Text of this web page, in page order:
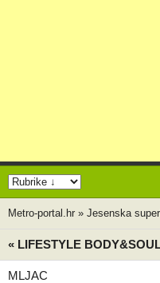
Metro-portal.hr » Jesenska
« LIFESTYLE
MLJAC